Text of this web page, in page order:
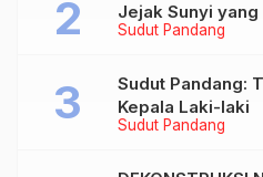
Sudut Pandang
Jejak Sunyi
Sudut Pandang
Sudut Pandang:
Kepala Laki-laki